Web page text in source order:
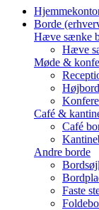
Borde
Hæve sænke
Hæve
Møde &
Café &
Café
Andre borde
Faste